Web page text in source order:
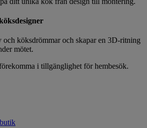
och köksdrömmar och skapar en 3D-ritning
mötet.
i tillgänglighet för hembesök.